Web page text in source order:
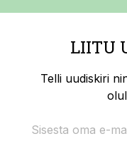
LIITU
Telli uudiskiri